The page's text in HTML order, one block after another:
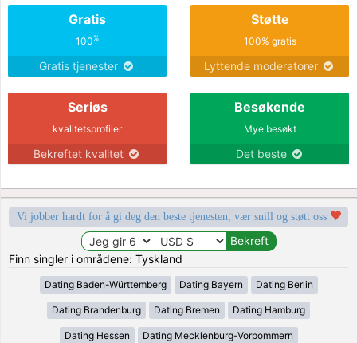
Gratis
100%
Gratis tjenester
Støtte
100% gratis
Lyttende moderatorer
Seriøs
kvalitetsprofiler
Bekreftet kvalitet
Besøkende
Mye besøkt
Det beste
Vi jobber hardt for å gi deg den beste tjenesten, vær snill og støtt oss
Finn singler i områdene: Tyskland
Dating Baden-Württemberg Dating Bayern Dating Berlin
Dating Brandenburg Dating Bremen Dating Hamburg
Dating Hessen Dating Mecklenburg-Vorpommern